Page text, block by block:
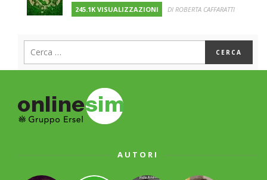
245.1K VISUALIZZAZIONI DI ROBERTA CAFFARATTI
AUTORI